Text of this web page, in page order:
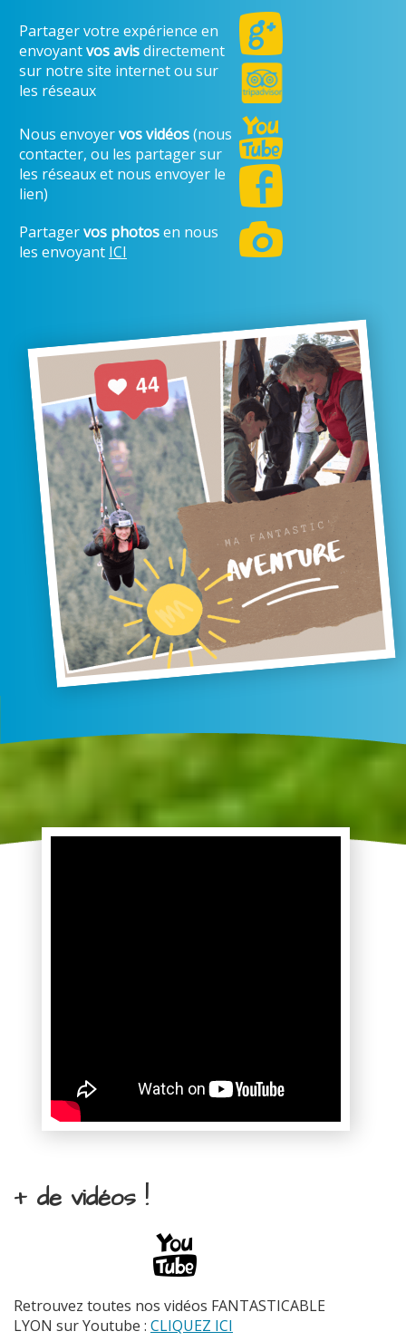
Partager votre expérience en
envoyantvos avisdirectement
sur notre site internet ou sur
les réseaux
Nous envoyervos vidéos(nous
contacter, ou les partager sur
les réseaux et nous envoyer le
lien)
Partagervos photosen nous
les envoyant ICI
+ de vidéos !
Retrouvez toutes nos vidéos FANTASTICABLE
LYON sur Youtube : CLIQUEZ ICI